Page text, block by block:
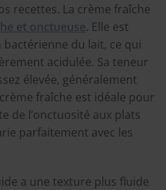
recettes. La crème fraîche
et onctueuse. Elle est
du lait, ce qui
acidulée. Sa teneur
élevée, généralement
fraîche est idéale pour
de l’onctuosité aux plats
parfaitement avec les
a une texture plus fluide